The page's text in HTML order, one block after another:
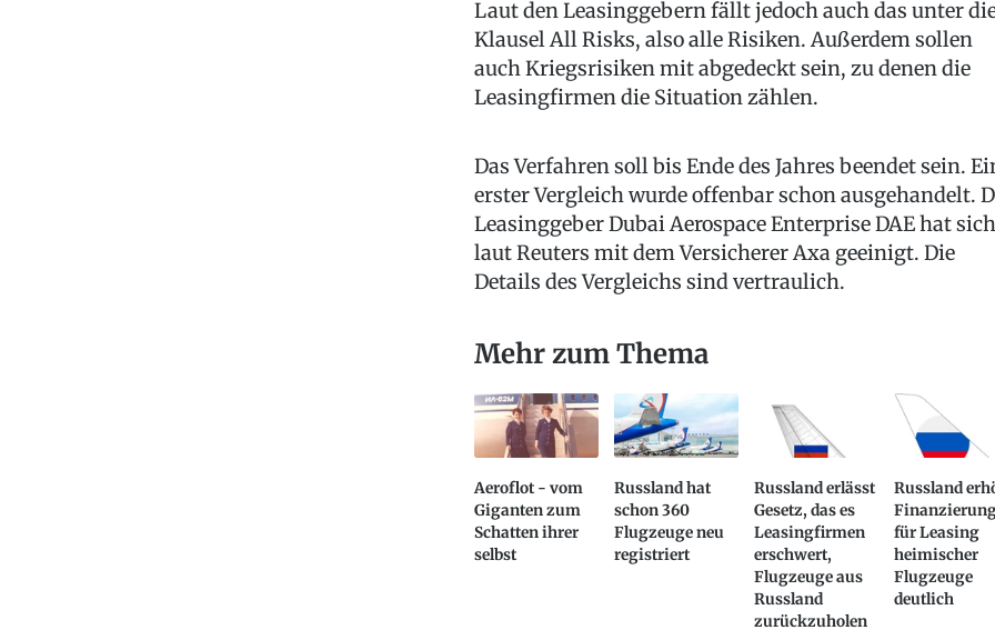
Laut den Leasinggebern fällt jedoch auch das unter
Klausel All Risks, also alle Risiken. Außerdem sollen
auch Kriegsrisiken mit abgedeckt sein, zu denen die
Leasingfirmen die Situation zählen.
Das Verfahren soll bis Ende des Jahres beendet sein.
erster Vergleich wurde offenbar schon ausgehandelt.
Leasinggeber Dubai Aerospace Enterprise DAE hat sich
laut Reuters mit dem Versicherer Axa geeinigt. Die
Details des Vergleichs sind vertraulich.
Mehr zum Thema
Aeroflot - vom
Giganten zum
Schatten ihrer
selbst
Russland hat
schon 360
Flugzeuge neu
registriert
Russland erlässt
Gesetz, das es
Leasingfirmen
erschwert,
Flugzeuge aus
Russland
zurückzuholen
Russland
für Leasing
heimischer
Flugzeuge
deutlich